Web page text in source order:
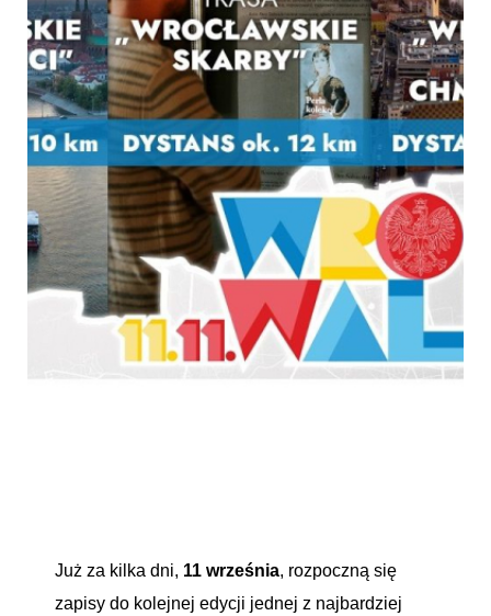
Już za kilka dni, 11 września, rozpoczną się
zapisy do kolejnej edycji jednej z najbardziej